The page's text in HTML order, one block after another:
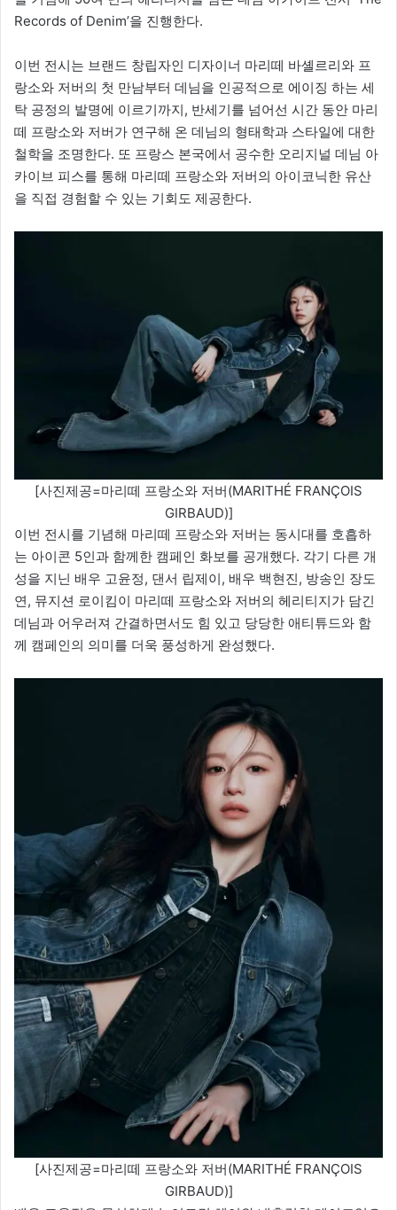
Records of Denim’을 진행한다.
이번 전시는 브랜드 창립자인 디자이너 마리떼 바셸르리와 프
랑소와 저버의 첫 만남부터 데님을 인공적으로 에이징 하는 세
탁 공정의 발명에 이르기까지, 반세기를 넘어선 시간 동안 마리
떼 프랑소와 저버가 연구해 온 데님의 형태학과 스타일에 대한
철학을 조명한다. 또 프랑스 본국에서 공수한 오리지널 데님 아
카이브 피스를 통해 마리떼 프랑소와 저버의 아이코닉한 유산
을 직접 경험할 수 있는 기회도 제공한다.
[사진제공=마리떼 프랑소와 저버(MARITHÉ FRANÇOIS
GIRBAUD)]
이번 전시를 기념해 마리떼 프랑소와 저버는 동시대를 호흡하
는 아이콘 5인과 함께한 캠페인 화보를 공개했다. 각기 다른 개
성을 지닌 배우 고윤정, 댄서 립제이, 배우 백현진, 방송인 장도
연, 뮤지션 로이킴이 마리떼 프랑소와 저버의 헤리티지가 담긴
데님과 어우러져 간결하면서도 힘 있고 당당한 애티튜드와 함
께 캠페인의 의미를 더욱 풍성하게 완성했다.
[사진제공=마리떼 프랑소와 저버(MARITHÉ FRANÇOIS
GIRBAUD)]